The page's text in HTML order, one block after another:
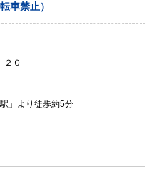
車禁止）
２０
」より徒歩約5分